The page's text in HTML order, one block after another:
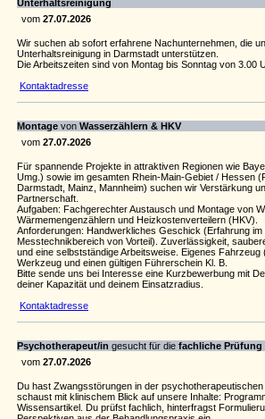
Unterhaltsreinigung
vom 27.07.2026
Wir suchen ab sofort erfahrene Nachunternehmen, die
Unterhaltsreinigung in Darmstadt unterstützen.
Die Arbeitszeiten sind von Montag bis Sonntag von 3.00
Kontaktadresse
Montage von Wasserzählern & HKV
vom 27.07.2026
Für spannende Projekte in attraktiven Regionen wie
Umg.) sowie im gesamten Rhein-Main-Gebiet / Hessen
Darmstadt, Mainz, Mannheim) suchen wir Verstärkung
Partnerschaft.
Aufgaben: Fachgerechter Austausch und Montage von
Wärmemengenzählern und Heizkostenverteilern (HKV).
Anforderungen: Handwerkliches Geschick (Erfahrung
Messtechnikbereich von Vorteil). Zuverlässigkeit,
und eine selbstständige Arbeitsweise. Eigenes Fahrzeug
Werkzeug und einen gültigen Führerschein Kl. B.
Bitte sende uns bei Interesse eine Kurzbewerbung mit
deiner Kapazität und deinem Einsatzradius.
Kontaktadresse
Psychotherapeut/in gesucht für die fachliche Prüfung
vom 27.07.2026
Du hast Zwangsstörungen in der
schaust mit klinischem Blick auf unsere Inhalte:
Wissensartikel. Du prüfst fachlich, hinterfragst